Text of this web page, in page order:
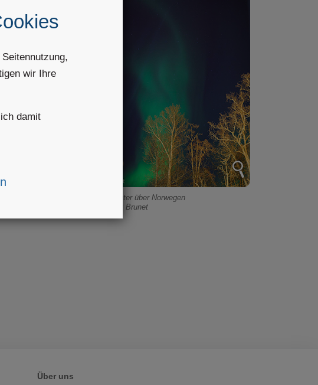
wir Ihre
damit
Polarlichter über Norwegen
© Yorick Brunet
Über uns